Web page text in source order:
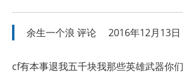
余生一个浪评论 2016年12月13
cf有本事退我五千块我那些英雄武器你